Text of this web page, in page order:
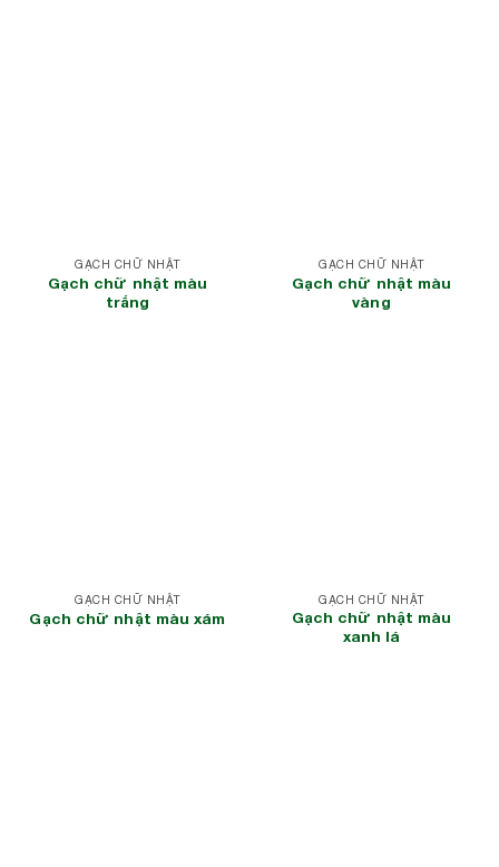
GẠCH CHỮ NHẬT
Gạch chữ nhật màu
trắng
GẠCH CHỮ NHẬT
Gạch chữ nhật màu
vàng
GẠCH CHỮ NHẬT
Gạch chữ nhật màu xám
GẠCH CHỮ NHẬT
Gạch chữ nhật màu
xanh lá